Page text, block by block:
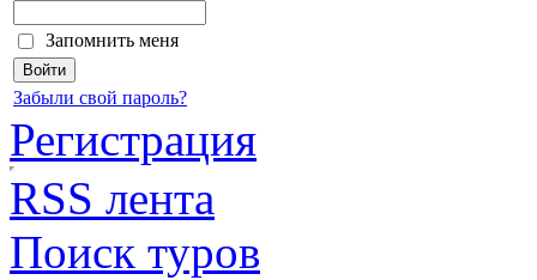
Запомнить меня
Забыли свой пароль?
Регистрация
RSS лента
Поиск туров